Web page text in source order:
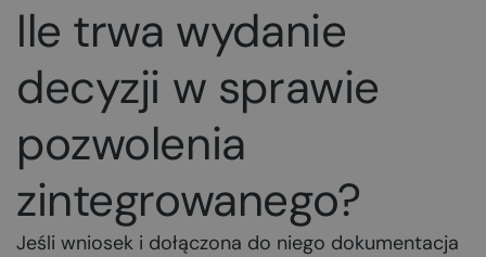
Ile trwa wydanie
decyzji w sprawie
pozwolenia
zintegrowanego?
Jeśli wniosek i dołączona do niego dokumentacja